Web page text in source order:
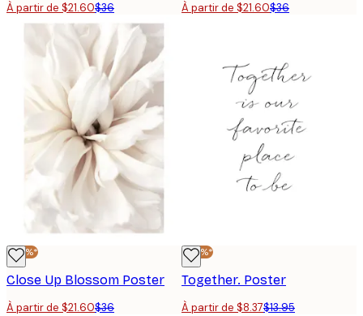
À partir de $21.60$36 À partir de $21.60$36
-40%*
Close Up Blossom Poster
À partir de $21.60$36
-40%*
Together. Poster
À partir de $8.37$13.95